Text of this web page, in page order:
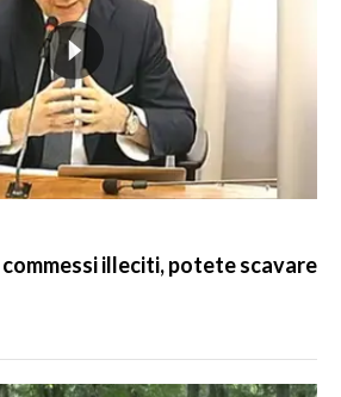
commessi illeciti, potete scavare